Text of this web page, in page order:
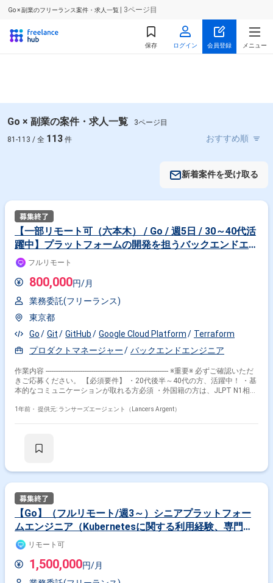
Go × 副業のフリーランス案件・求人一覧 | 3ページ目
保存 ログイン 会員登録 メニュー
Go × 副業の案件・求人一覧
3ページ目
81-113 / 全 113 件
新着案件を受け取る
【一部リモート可（六本木） / Go / 週5日 / 30～40代活
躍中】プラットフォームの開発を担うバックエンドエン
ジニアフルリモート
800,000円/月
業務委託(フリーランス)
東京都
Go
Git GitHub Google Cloud Platform
Terraform
プロダクトマネージャー
バックエンドエンジニア
作業内容 ------------------------------------------------------------------- ※重要※ 必ずご確認いただ
きご応募ください。 【必須要件】 ・20代後半～40代の方、活躍中！ ・基
本的なコミュニケーションが取れる方必須 ・外国籍の方は、JLPT N1相当
（副業不可） ・エンジニア実務経験3年以上必須 ---------------------------------------------
ージメントソリューションなどの重要なマーケティングツールを構築・運
リューションに貢献していただきます。 ■業務内容 上記のサブチームのメ
ンバーとして、以下の業務を担当していただきます。 - Webアプリケーシ
ョン、API、システム統合の開発 - アーキテクチャの設計と要件に基づく必
要な議論の実施 - システム開発における技術的な問題の特定と解決 - シス
びサービスに関連する運用タスクのサポート ■技術環境 Development
Engine, Spanner, Dataflow, Pub/Sub, etc.) IaC Tools： Terraform Analytics
1年前・ 提供元: ランサーズエージェント（Lancers Argent）
【Go】（フルリモート/週3～）シニアプラットフォー
ムエンジニア（Kubernetesに関する利用経験、専門知
識のある方）
リモート可
1,500,000円/月